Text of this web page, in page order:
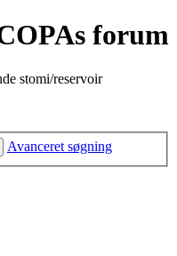
forum
stomi/reservoir
Avanceret søgning